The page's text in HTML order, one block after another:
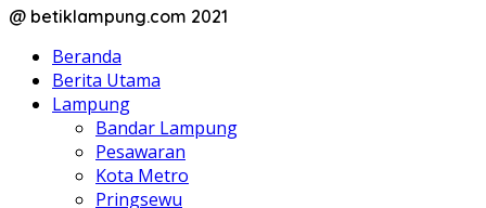
@ betiklampung.com 2021
Beranda
Berita Utama
Lampung
Bandar Lampung
Pesawaran
Kota Metro
Pringsewu